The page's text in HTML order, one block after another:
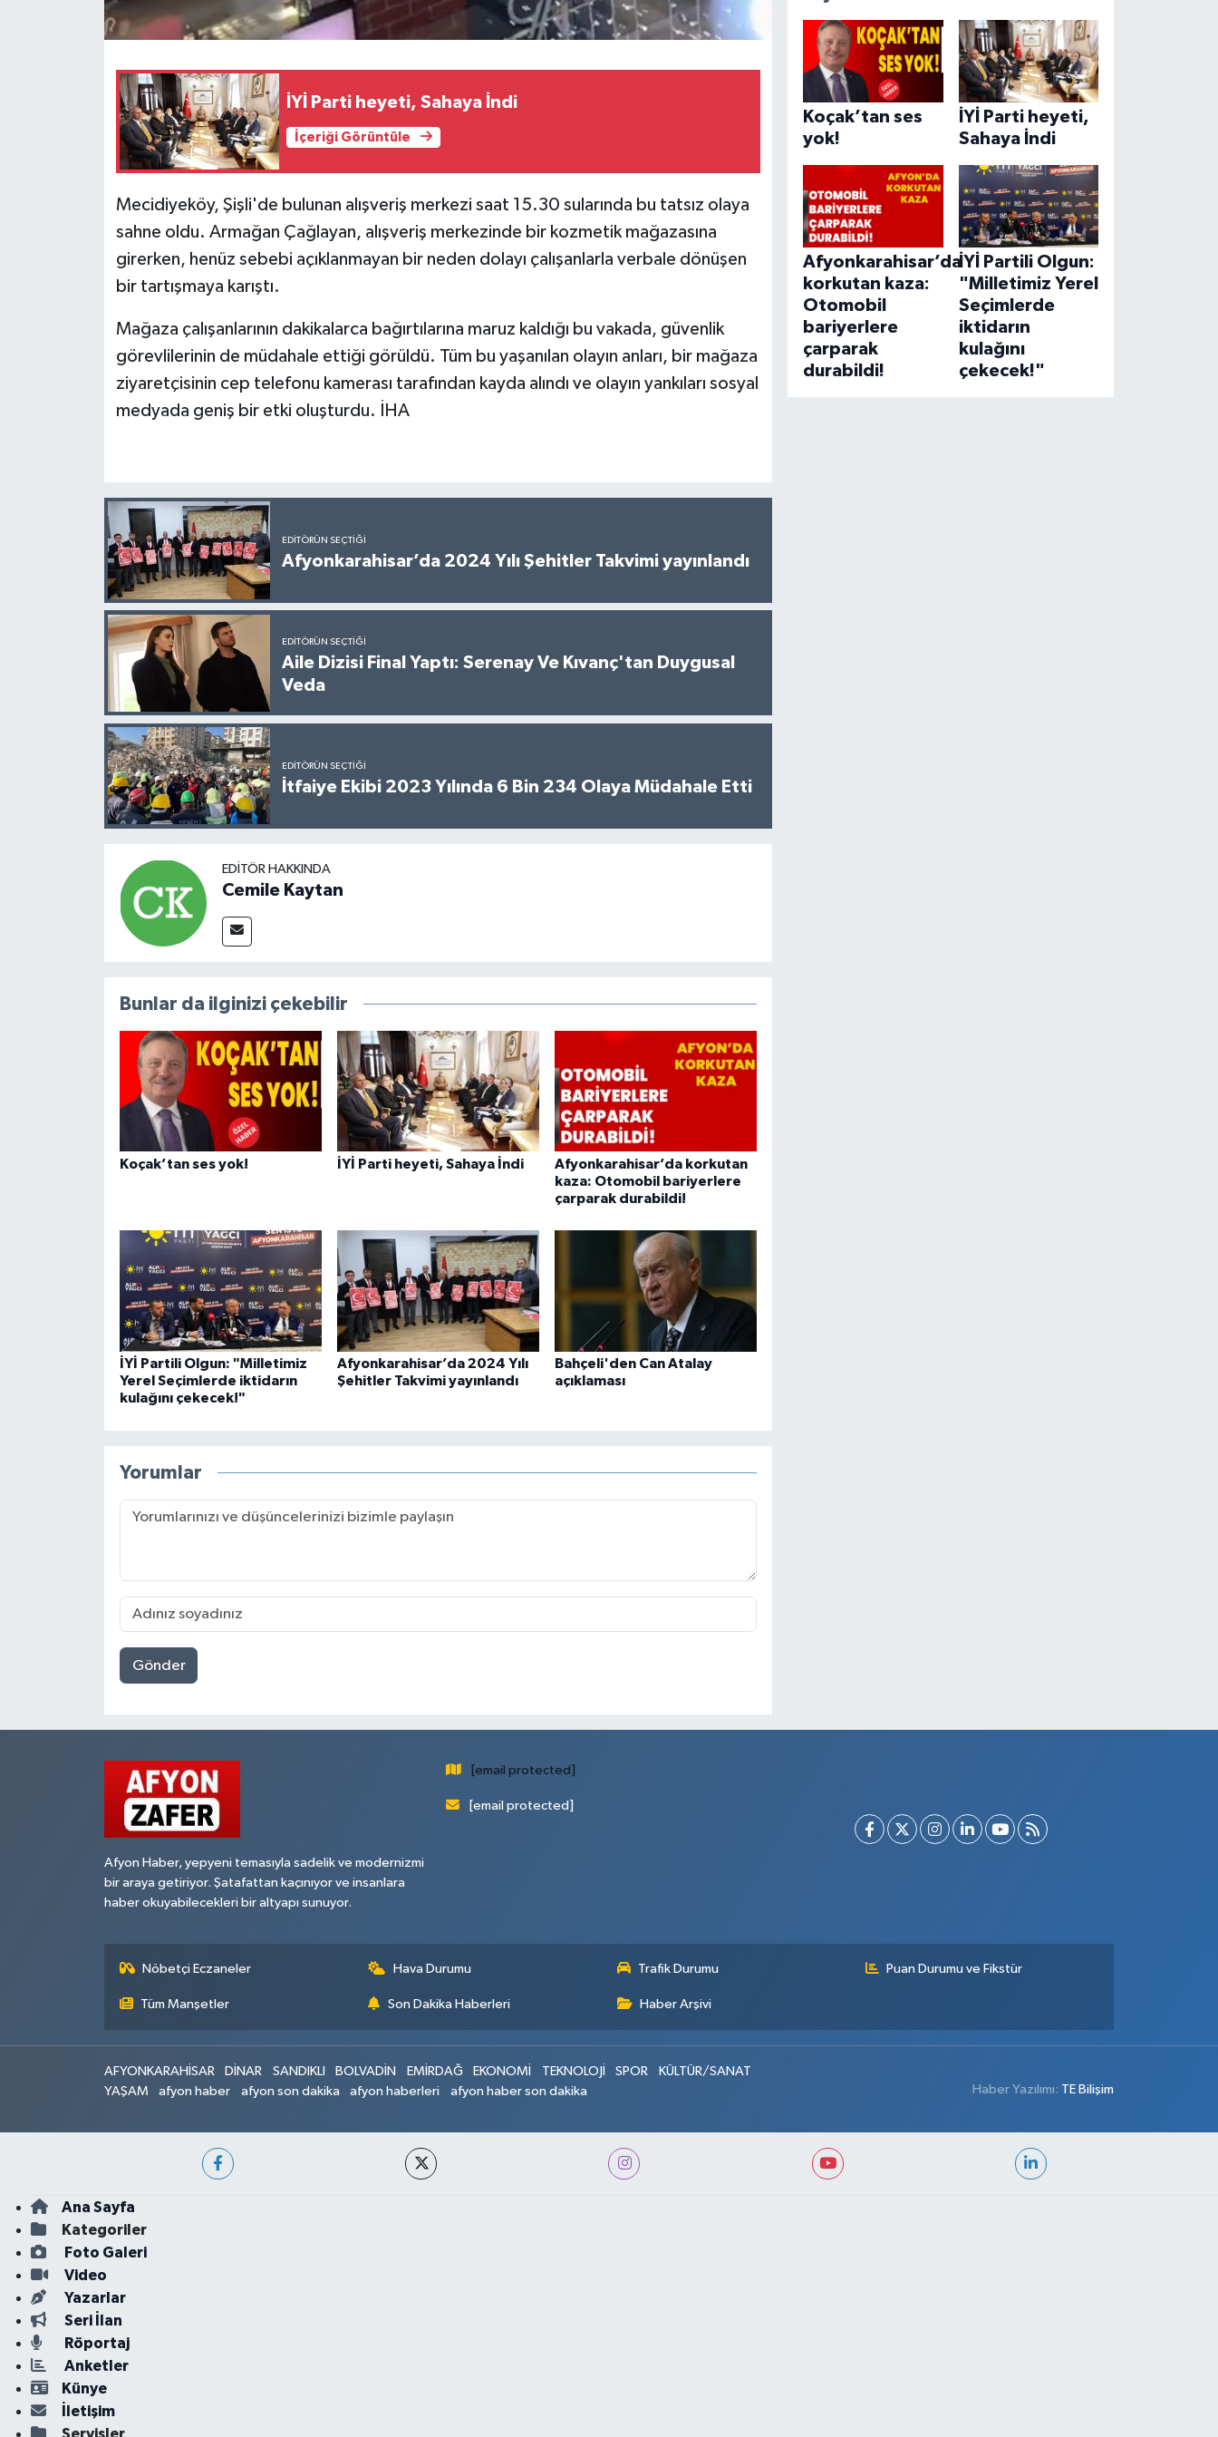
İYİ Parti heyeti, Sahaya İndi
İçeriği Görüntüle
Mecidiyeköy, Şişli'de bulunan alışveriş merkezi saat 15.30 sularında bu tatsız olaya
sahne oldu. Armağan Çağlayan, alışveriş merkezinde bir kozmetik mağazasına
girerken, henüz sebebi açıklanmayan bir neden dolayı çalışanlarla verbale dönüşen
bir tartışmaya karıştı.
Mağaza çalışanlarının dakikalarca bağırtılarına maruz kaldığı bu vakada, güvenlik
görevlilerinin de müdahale ettiği görüldü. Tüm bu yaşanılan olayın anları, bir mağaza
ziyaretçisinin cep telefonu kamerası tarafından kayda alındı ve olayın yankıları sosyal
medyada geniş bir etki oluşturdu. İHA
EDITÖRÜN SEÇTIĞI
Afyonkarahisar’da 2024 Yılı Şehitler Takvimi yayınlandı
EDITÖRÜN SEÇTIĞI
Aile Dizisi Final Yaptı: Serenay Ve Kıvanç'tan Duygusal
Veda
EDITÖRÜN SEÇTIĞI
İtfaiye Ekibi 2023 Yılında 6 Bin 234 Olaya Müdahale Etti
EDITÖR HAKKINDA
Cemile Kaytan
Bunlar da ilginizi çekebilir
Koçak’tan ses yok! İYİ Parti heyeti, Sahaya İndi
Afyonkarahisar’da korkutan
kaza: Otomobil bariyerlere
çarparak durabildi!
İYİ Partili Olgun: "Milletimiz
Yerel Seçimlerde iktidarın
kulağını çekecek!"
Afyonkarahisar’da 2024 Yılı
Şehitler Takvimi yayınlandı
Bahçeli'den Can Atalay
açıklaması
Yorumlar
Gönder
Koçak’tan ses
yok!
İYİ Parti heyeti,
Sahaya İndi
Afyonkarahisar’da
korkutan kaza:
Otomobil
bariyerlere
çarparak
durabildi!
İYİ Partili Olgun:
"Milletimiz Yerel
Seçimlerde
iktidarın
kulağını
çekecek!"
Afyon Haber, yepyeni temasıyla sadelik ve modernizmi
bir araya getiriyor. Şatafattan kaçınıyor ve insanlara
haber okuyabilecekleri bir altyapı sunuyor.
[email protected]
[email protected]
Nöbetçi Eczaneler Hava Durumu Trafik Durumu Puan Durumu ve Fikstür
Tüm Manşetler Son Dakika Haberleri Haber Arşivi
AFYONKARAHİSAR DİNAR SANDIKLI BOLVADİN EMİRDAĞ EKONOMİ TEKNOLOJİ SPOR
KÜLTÜR/SANAT
YAŞAM
afyon haber afyon son dakika afyon haberleri afyon haber son dakika Haber Yazılımı: TE Bilişim
Ana Sayfa
Kategoriler
Foto Galeri
Video
Yazarlar
Seri İlan
Röportaj
Anketler
Künye
İletişim